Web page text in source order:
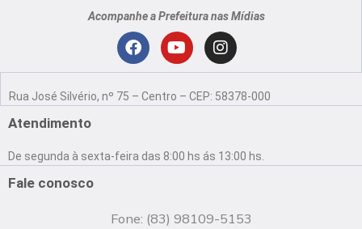
Acompanhe a Prefeitura nas Mídias
F
c
o
o
Y
u
b
e
I
n
s
g
r
Rua José Silvério, nº 75 – Centro – CEP: 58378-000
Atendimento
De segunda à sexta-feira das 8:00 hs ás 13:00 hs.
Fale conosco
Fone: (83) 98109-5153